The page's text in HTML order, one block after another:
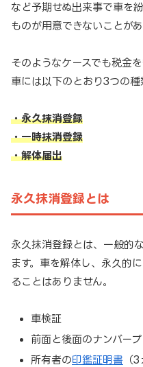
など予期せぬ出来事で車を
ものが用意できないことがあ
そのようなケースでも税金
車には以下のとおり3つの種
・永久抹消登録
・一時抹消登録
・解体届出
永久抹消登録とは
永久抹消登録とは、一般的
ます。車を解体し、永久的
ることはありません。
車検証
前面と後面のナンバー
所有者の印鑑証明書 （